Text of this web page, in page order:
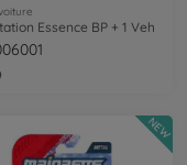
Essence BP + 1 Veh
NEW